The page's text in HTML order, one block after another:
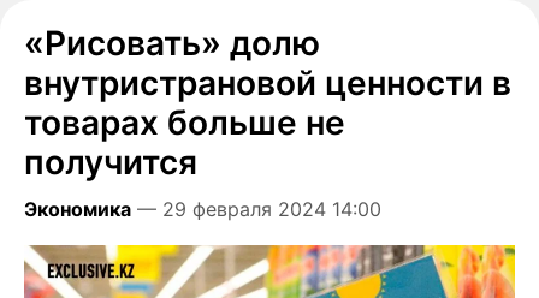
«Рисовать» долю
внутристрановой ценности в
товарах больше не
получится
Экономика — 29 февраля 2024 14:00